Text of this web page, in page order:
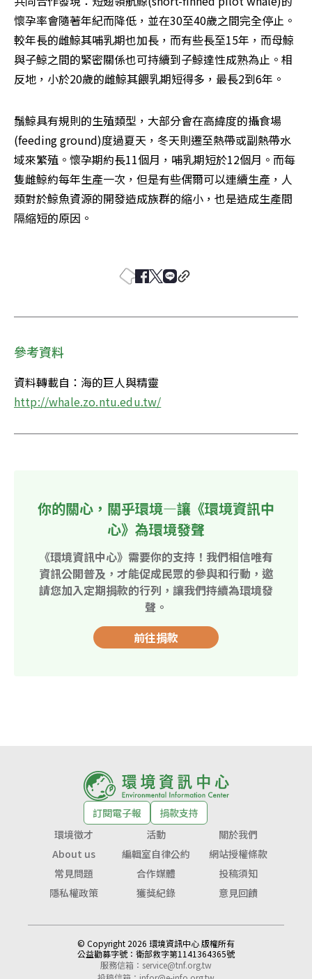
懷孕率會隨著年紀而降低，並在30至40歲之間完全停止。
較年長的雌鯨其哺乳期也加長，而有些長至15年，而母鯨
與子鯨之間的緊密關係也可持續到子鯨達性成熟為止。相
反地，小於20歲的雌鯨其餵乳期短得多，最長2到6年。
鬚鯨具有規則的生殖類型，大部分會在高緯度的攝食場
(feeding ground)度過夏天，冬天則遷至熱帶或副熱帶水
域來繁殖。懷孕期約長11個月，哺乳期短於12個月。而每
隻雌鯨約每年生產一次，但是有些偶爾可以連續生產，人
類對於鯨魚資源的開發造成族群的縮小，也是造成生產間
隔縮短的原因。
參考資料
http://whale.zo.ntu.edu.tw/
你的關心，關乎環境—讓《環境資訊中
心》為環境發聲
《環境資訊中心》需要你的支持！我們相信唯有
資訊公開普及，才能促成民眾的參與和行動，邀
請您加入定期捐款的行列，讓我們持續為環境發
聲。
前往捐款
訂閱電子報
捐款支持
環境徵才
活動
關於我們
About us
編輯室自律公約
網站授權條款
常見問題
合作媒體
投稿須知
隱私權政策
獲獎紀錄 意見回饋
© Copyright 2026 環境資訊中心 版權所有
公益勸募字號： 衛部救字第1141364365號
服務信箱： service@tnf.org.tw